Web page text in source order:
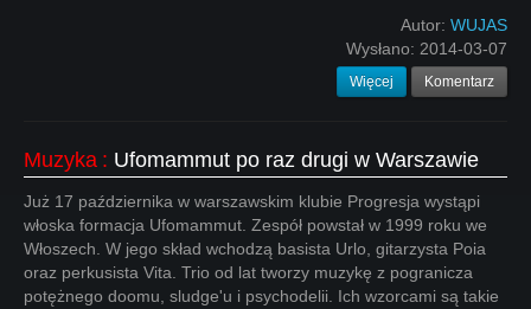
Autor: WUJAS
Wysłano: 2014-03-07
Więcej Komentarz
Muzyka : Ufomammut po raz drugi w Warszawie
Już 17 października w warszawskim klubie Progresja wystąpi
włoska formacja Ufomammut. Zespół powstał w 1999 roku we
Włoszech. W jego skład wchodzą basista Urlo, gitarzysta Poia
oraz perkusista Vita. Trio od lat tworzy muzykę z pogranicza
potężnego doomu, sludge'u i psychodelii. Ich wzorcami są takie